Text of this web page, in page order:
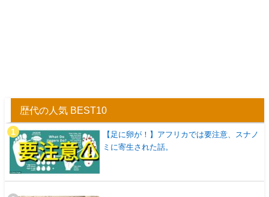
歴代の人気 BEST10
【足に卵が！】アフリカでは要注意、スナノ
ミに寄生された話。